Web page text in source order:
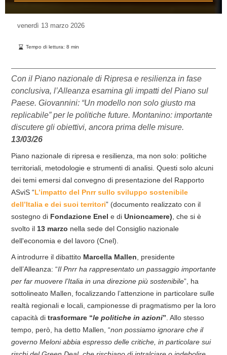
Con il Piano nazionale di Ripresa e resilienza in fase
conclusiva, l’Alleanza esamina gli impatti del Piano sul
Paese. Giovannini: “Un modello non solo giusto ma
replicabile” per le politiche future. Montanino: importante
discutere gli obiettivi, ancora prima delle misure.
13/03/26
Piano nazionale di ripresa e resilienza, ma non solo: politiche
territoriali, metodologie e strumenti di analisi. Questi solo alcuni
dei temi emersi dal convegno di presentazione del Rapporto
ASviS “L’impatto del Pnrr sullo sviluppo sostenibile
dell’Italia e dei suoi territori” (documento realizzato con il
sostegno di Fondazione Enel e di Unioncamere) , che si è
svolto il 13 marzo nella sede del Consiglio nazionale
dell'economia e del lavoro (Cnel).
A introdurre il dibattito Marcella Mallen , presidente
dell’Alleanza: “Il Pnrr ha rappresentato un passaggio importante
per far muovere l’Italia in una direzione più sostenibile”, ha
sottolineato Mallen, focalizzando l’attenzione in particolare sulle
realtà regionali e locali, campionesse di pragmatismo per la loro
capacità di trasformare “le politiche in azioni” . Allo stesso
tempo, però, ha detto Mallen, “non possiamo ignorare che il
governo Meloni abbia espresso delle critiche, in particolare sui
venerdì 13 marzo 2026
Tempo di lettura:8 min